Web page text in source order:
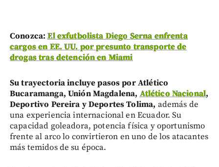
Conozca:El exfutbolista Diego Serna enfrenta
cargos en EE. UU. por presunto transporte de
drogas tras detención en Miami
Su trayectoria incluye pasos por Atlético
Bucaramanga, Unión Magdalena, Atlético Nacional,
Deportivo Pereira y Deportes Tolima, además de
una experiencia internacional en Ecuador. Su
capacidad goleadora, potencia física y oportunismo
frente al arco lo convirtieron en uno de los atacantes
más temidos de su época.